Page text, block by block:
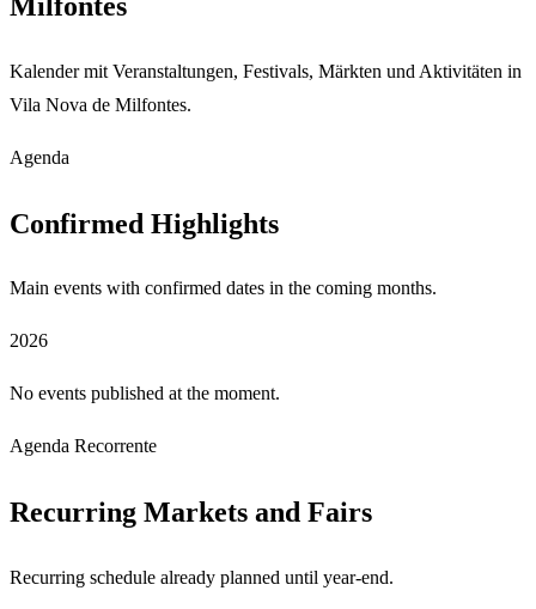
Kalender mit Veranstaltungen, Festivals, Märkten und Aktivitäten in
Vila Nova de Milfontes.
Agenda
Confirmed Highlights
Main events with confirmed dates in the coming months.
2026
No events published at the moment.
Agenda Recorrente
Recurring Markets and Fairs
Recurring schedule already planned until year-end.